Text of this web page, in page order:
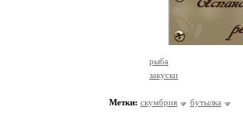
рыба
закуски
Метки: скумбрия бутылка